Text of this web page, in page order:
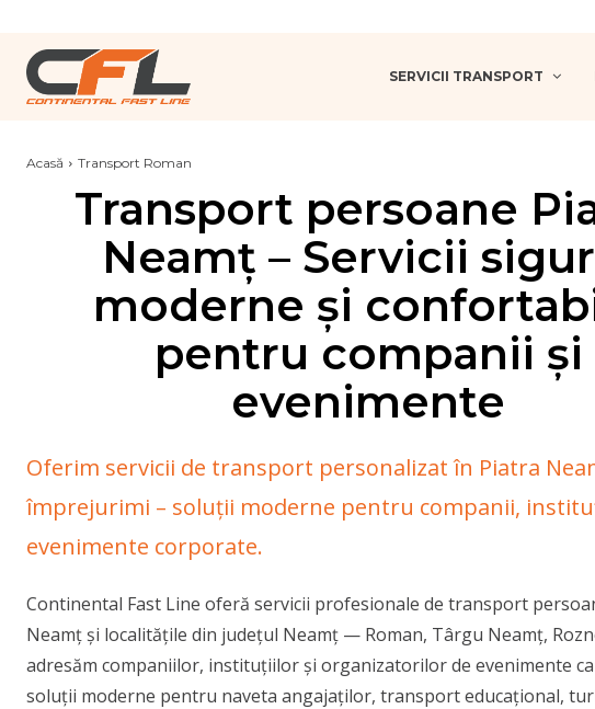
SERVICII TRANSPORT
Acasă Transport Roman
Transport persoane
Neamț – Servicii
moderne și
pentru companii și
evenimente
Oferim servicii de transport personalizat în Piatra
împrejurimi – soluții moderne pentru companii,
evenimente corporate.
Continental Fast Line oferă servicii profesionale de transport
Neamț și localitățile din județul Neamț — Roman, Târgu Neamț,
adresăm companiilor, instituțiilor și organizatorilor de evenimente
soluții moderne pentru naveta angajaților, transport educațional,